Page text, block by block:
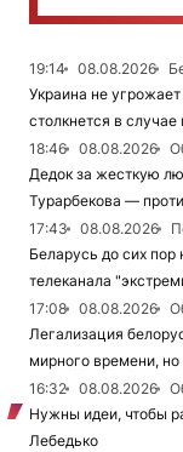
19:14 08.08.2026
Украина не
столкнется в
18:46
08.08.2026
Дедок за жесткую
Турарбекова —
17:43
08.08.2026
Беларусь до сих пор
телеканала
17:08
08.08.2026
Легализация
мирного времени,
16:32
08.08.2026
Нужны идеи, чтобы
Лебедько